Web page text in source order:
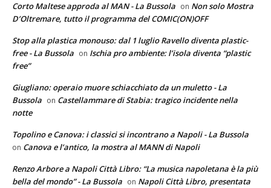
Corto Maltese approda al MAN - La Bussola on Non solo Mostra
D’Oltremare, tutto il programma del COMIC(ON)OFF
Stop alla plastica monouso: dal 1 luglio Ravello diventa plastic-
free - La Bussola on Ischia pro ambiente: l’isola diventa “plastic
free”
Giugliano: operaio muore schiacchiato da un muletto - La
Bussola on Castellammare di Stabia: tragico incidente nella
notte
Topolino e Canova: i classici si incontrano a Napoli - La Bussola
on Canova e l’antico, la mostra al MANN di Napoli
Renzo Arbore a Napoli Città Libro: “La musica napoletana è la più
bella del mondo” - La Bussola on Napoli Città Libro, presentata